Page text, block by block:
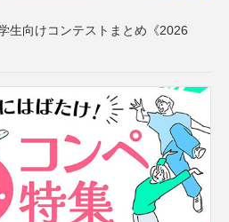
生向けコンテストまとめ《2026